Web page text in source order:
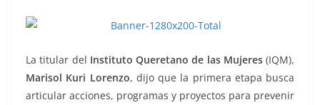
La titular del Instituto Queretano de las Mujeres(IQM),
Marisol Kuri Lorenzo, dijo que la primera etapa busca
articular acciones, programas y proyectos para prevenir